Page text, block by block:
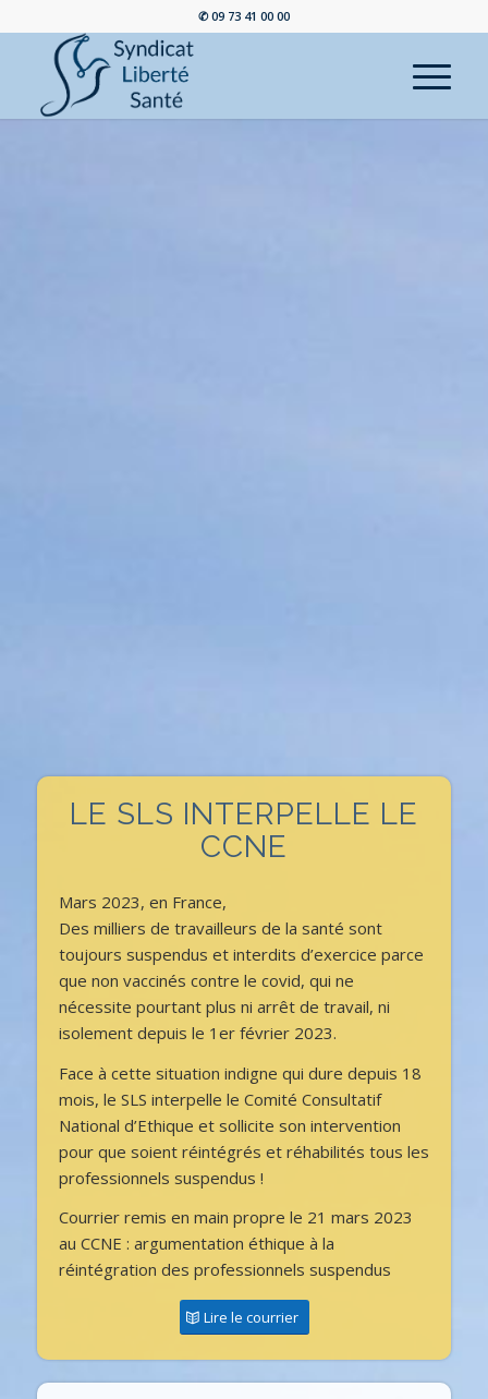
✆ 09 73 41 00 00
LE SLS INTERPELLE LE
CCNE
Mars 2023, en France,
Des milliers de travailleurs de la santé sont
toujours suspendus et interdits d’exercice parce
que non vaccinés contre le covid, qui ne
nécessite pourtant plus ni arrêt de travail, ni
isolement depuis le 1er février 2023.
Face à cette situation indigne qui dure depuis 18
mois, le SLS interpelle le Comité Consultatif
National d’Ethique et sollicite son intervention
pour que soient réintégrés et réhabilités tous les
professionnels suspendus !
Courrier remis en main propre le 21 mars 2023
au CCNE : argumentation éthique à la
réintégration des professionnels suspendus
Lire le courrier